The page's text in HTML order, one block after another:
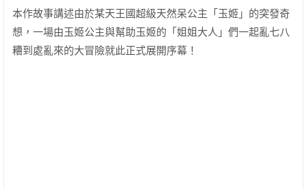
本作故事講述由於某天王國超級天然呆公主「玉姬」的突發奇
想，一場由玉姬公主與幫助玉姬的「姐姐大人」們一起亂七八
糟到處亂來的大冒險就此正式展開序幕！